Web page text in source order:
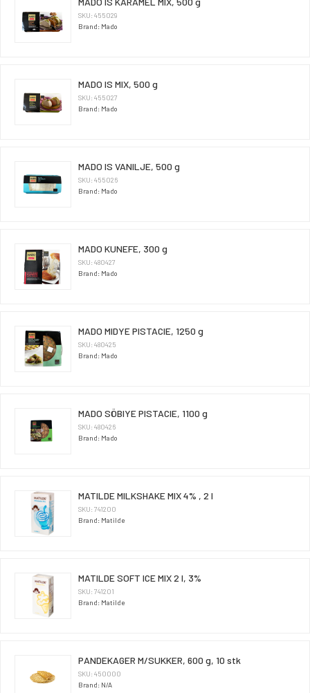
SKU: 455029
Brand: Mado
MADO IS MIX, 500 g
SKU: 455027
Brand: Mado
MADO IS VANILJE, 500 g
SKU: 455026
Brand: Mado
MADO KUNEFE, 300 g
SKU: 480427
Brand: Mado
MADO MIDYE PISTACIE, 1250 g
SKU: 480425
Brand: Mado
MADO SÖBIYE PISTACIE, 1100 g
SKU: 480426
Brand: Mado
MATILDE MILKSHAKE MIX 4% , 2 l
SKU: 741200
Brand: Matilde
MATILDE SOFT ICE MIX 2 l, 3%
SKU: 741201
Brand: Matilde
PANDEKAGER M/SUKKER, 600 g, 10 stk
SKU: 450000
Brand: N/A